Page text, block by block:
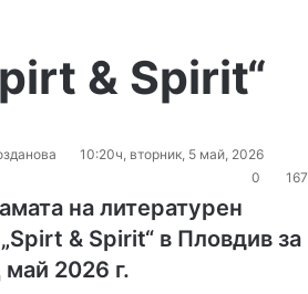
& Spirit“
10:20ч, вторник, 5 май, 2026
0
167
на литературен
& Spirit“ в Пловдив за
2026 г.